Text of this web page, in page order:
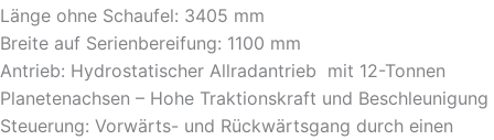
Länge ohne Schaufel: 3405 mm
Breite auf Serienbereifung: 1100 mm
Antrieb: Hydrostatischer Allradantrieb mit 12-Tonnen
Planetenachsen – Hohe Traktionskraft und Beschleunigung
Steuerung: Vorwärts- und Rückwärtsgang durch einen